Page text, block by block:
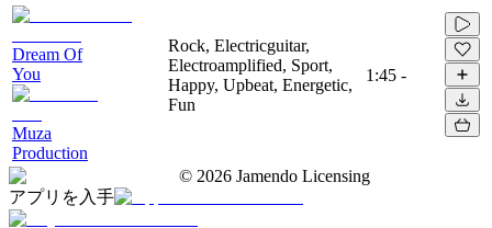
Dream Of
You
Muza
Production
Rock, Electricguitar,
Electroamplified, Sport,
Happy, Upbeat, Energetic,
Fun
1:45 -
© 2026 Jamendo Licensing
アプリを入手